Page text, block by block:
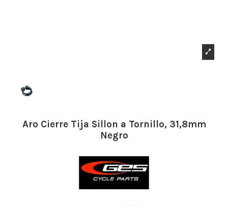
Aro Cierre Tija Sillon a Tornillo, 31,8mm
Negro